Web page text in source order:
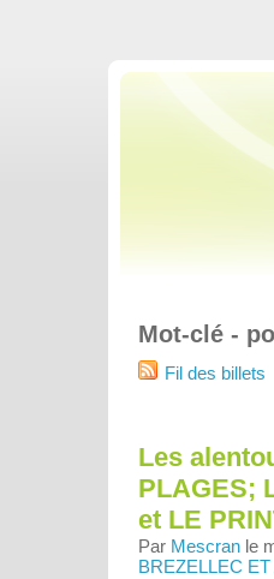
Mot-clé -
Fil des billets
Les
PLAGES;
et LE
Par Mescran le
BREZELLEC